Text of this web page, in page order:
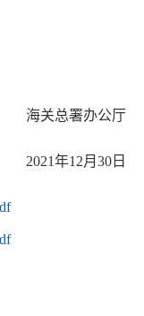
海关总署办公厅
2021年12月30日